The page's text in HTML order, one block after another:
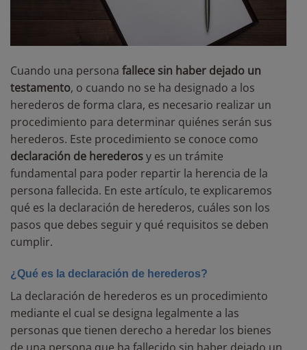
Cuando una persona fallece sin haber dejado un
testamento, o cuando no se ha designado a los
herederos de forma clara, es necesario realizar un
procedimiento para determinar quiénes serán sus
herederos. Este procedimiento se conoce como
declaración de herederosy es un trámite
fundamental para poder repartir la herencia de la
persona fallecida. En este artículo, te explicaremos
qué es la declaración de herederos, cuáles son los
pasos que debes seguir y qué requisitos se deben
cumplir.
¿Qué es la declaración de herederos?
La declaración de herederos es un procedimiento
mediante el cual se designa legalmente a las
personas que tienen derecho a heredar los bienes